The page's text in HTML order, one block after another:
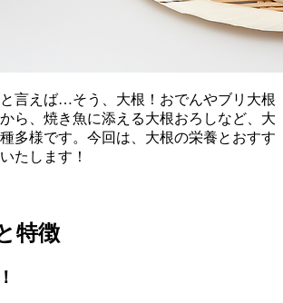
言えば…そう、大根！おでんやブリ大根
ら、焼き魚に添える大根おろしなど、大
多様です。今回は、大根の栄養とおすす
たします！
特徴